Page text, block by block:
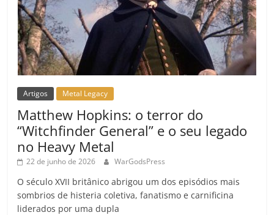
Artigos Metal Legacy
Matthew Hopkins: o terror do
“Witchfinder General” e o seu legado
no Heavy Metal
22 de junho de 2026 WarGodsPress
O século XVII britânico abrigou um dos episódios mais
sombrios de histeria coletiva, fanatismo e carnificina
liderados por uma dupla